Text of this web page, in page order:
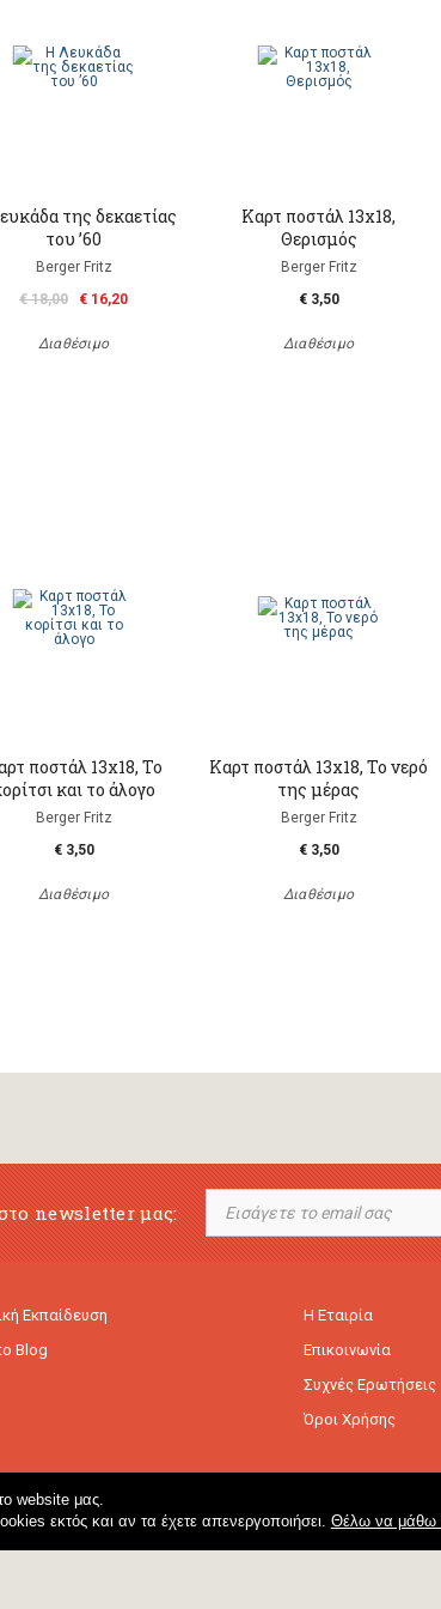
website μας.
εκτός και αν τα έχετε απενεργοποιήσει. Θέλω να μάθω
της δεκαετίας
του ’60
Berger Fritz
€ 18,00
€ 16,20
Διαθέσιμο
Καρτ ποστάλ 13x18,
Θερισμός
Berger Fritz
€ 3,50
Διαθέσιμο
ποστάλ 13x18, Το
και το άλογο
Berger Fritz
€ 3,50
Διαθέσιμο
Καρτ ποστάλ 13x18, Το νερό
της μέρας
Berger Fritz
€ 3,50
Διαθέσιμο
newsletter μας:
Εκπαίδευση
Blog
Η Εταιρία
Επικοινωνία
Συχνές Ερωτήσεις
Όροι Χρήσης